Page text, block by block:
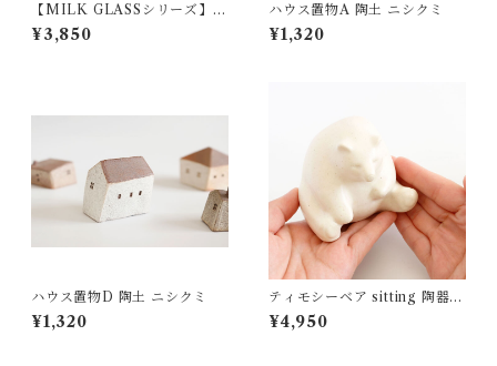
【MILK GLASSシリーズ】ミ
ルキーホワイトバターケース
ガラス 松ヶ岡ガラス
¥3,850
ハウス置物A 陶土 ニシクミ
¥1,320
ハウス置物D 陶土 ニシクミ
¥1,320
ティモシーベア sitting 陶器
カイトアヤキ KAITO AYAKI
箱なし
¥4,950